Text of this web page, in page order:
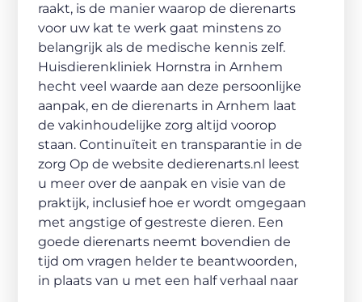
raakt, is de manier waarop de dierenarts
voor uw kat te werk gaat minstens zo
belangrijk als de medische kennis zelf.
Huisdierenkliniek Hornstra in Arnhem
hecht veel waarde aan deze persoonlijke
aanpak, en de dierenarts in Arnhem laat
de vakinhoudelijke zorg altijd voorop
staan. Continuïteit en transparantie in de
zorg Op de website dedierenarts.nl leest
u meer over de aanpak en visie van de
praktijk, inclusief hoe er wordt omgegaan
met angstige of gestreste dieren. Een
goede dierenarts neemt bovendien de
tijd om vragen helder te beantwoorden,
in plaats van u met een half verhaal naar